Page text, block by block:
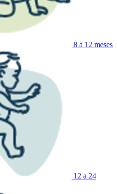
8 a 12 meses
12 a 24